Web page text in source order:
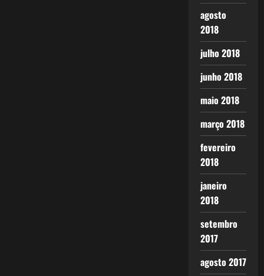
agosto
2018
julho 2018
junho 2018
maio 2018
março 2018
fevereiro
2018
janeiro
2018
setembro
2017
agosto 2017